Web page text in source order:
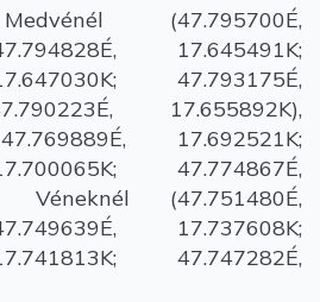
(47.795700É,
17.645491K;
47.793175É,
17.655892K),
17.692521K;
47.774867É,
Véneknél (47.751480É,
17.737608K;
47.747282É,